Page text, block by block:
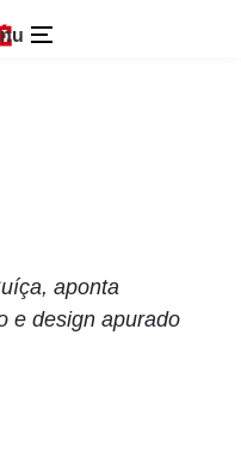
aponta
e design apurado